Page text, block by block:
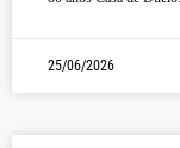
25/06/2026